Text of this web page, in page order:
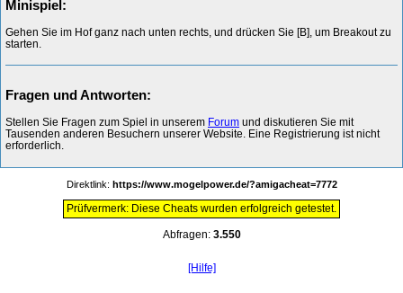
Minispiel:
Gehen Sie im Hof ganz nach unten rechts, und drücken Sie [B], um Breakout zu
starten.
Fragen und Antworten:
Stellen Sie Fragen zum Spiel in unserem Forum und diskutieren Sie mit
Tausenden anderen Besuchern unserer Website. Eine Registrierung ist nicht
erforderlich.
Direktlink: https://www.mogelpower.de/?amigacheat=7772
Prüfvermerk: Diese Cheats wurden erfolgreich getestet.
Abfragen: 3.550
[Hilfe]